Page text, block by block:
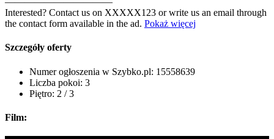
Interested? Contact us on XXXXX123 or write us an email through
the contact form available in the ad. Pokaż więcej
Szczegóły oferty
Numer ogłoszenia w Szybko.pl: 15558639
Liczba pokoi: 3
Piętro: 2 / 3
Film: